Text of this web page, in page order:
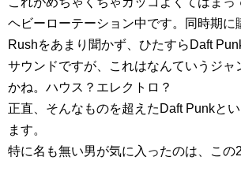
ヘビーローテーション中です。同時期に
Rushをあまり聞かず、ひたすらDaft
サウンドですが、これはなんていうジャ
かね。ハウス？エレクトロ？
正直、そんなものを超えたDaft Punkと
ます。
特に名も無い男が気に入ったのは、この2